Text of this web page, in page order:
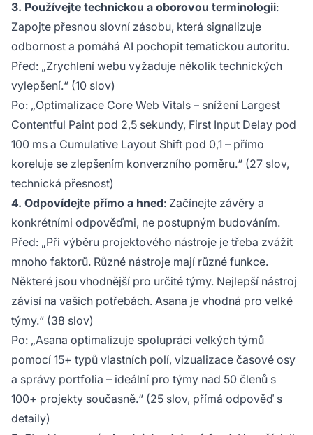
3. Používejte technickou a oborovou terminologii:
Zapojte přesnou slovní zásobu, která signalizuje
odbornost a pomáhá AI pochopit tematickou autoritu.
Před: „Zrychlení webu vyžaduje několik technických
vylepšení.“ (10 slov)
Po: „Optimalizace Core Web Vitals – snížení Largest
Contentful Paint pod 2,5 sekundy, First Input Delay pod
100 ms a Cumulative Layout Shift pod 0,1 – přímo
koreluje se zlepšením konverzního poměru.“ (27 slov,
technická přesnost)
4. Odpovídejte přímo a hned: Začínejte závěry a
konkrétními odpověďmi, ne postupným budováním.
Před: „Při výběru projektového nástroje je třeba zvážit
mnoho faktorů. Různé nástroje mají různé funkce.
Některé jsou vhodnější pro určité týmy. Nejlepší nástroj
závisí na vašich potřebách. Asana je vhodná pro velké
týmy.“ (38 slov)
Po: „Asana optimalizuje spolupráci velkých týmů
pomocí 15+ typů vlastních polí, vizualizace časové osy
a správy portfolia – ideální pro týmy nad 50 členů s
100+ projekty současně.“ (25 slov, přímá odpověď s
detaily)